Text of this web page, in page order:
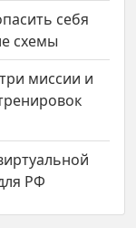
себя
схемы
миссии и
РФ